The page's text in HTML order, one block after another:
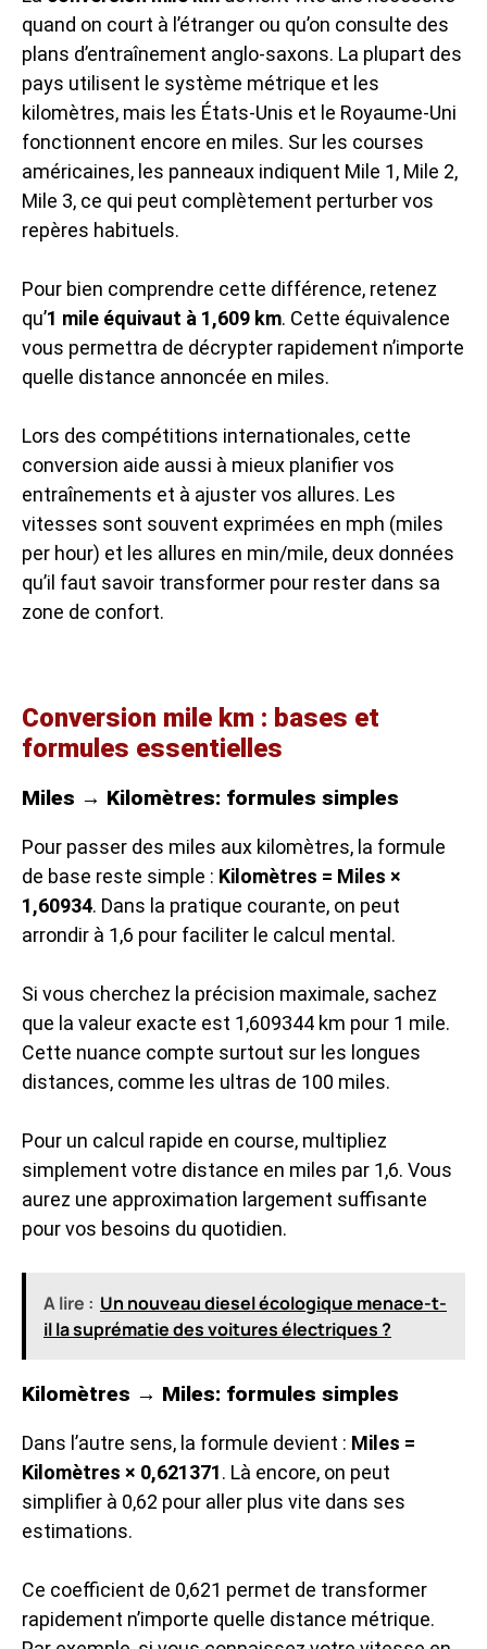
quand on court à l’étranger ou qu’on consulte des
plans d’entraînement anglo-saxons. La plupart des
pays utilisent le système métrique et les
kilomètres, mais les États-Unis et le Royaume-Uni
fonctionnent encore en miles. Sur les courses
américaines, les panneaux indiquent Mile 1, Mile 2,
Mile 3, ce qui peut complètement perturber vos
repères habituels.
Pour bien comprendre cette différence, retenez
qu’1 mile équivaut à 1,609 km. Cette équivalence
vous permettra de décrypter rapidement n’importe
quelle distance annoncée en miles.
Lors des compétitions internationales, cette
conversion aide aussi à mieux planifier vos
entraînements et à ajuster vos allures. Les
vitesses sont souvent exprimées en mph (miles
per hour) et les allures en min/mile, deux données
qu’il faut savoir transformer pour rester dans sa
zone de confort.
Conversion mile km : bases et
formules essentielles
Miles → Kilomètres: formules simples
Pour passer des miles aux kilomètres, la formule
de base reste simple : Kilomètres = Miles ×
1,60934. Dans la pratique courante, on peut
arrondir à 1,6 pour faciliter le calcul mental.
Si vous cherchez la précision maximale, sachez
que la valeur exacte est 1,609344 km pour 1 mile.
Cette nuance compte surtout sur les longues
distances, comme les ultras de 100 miles.
Pour un calcul rapide en course, multipliez
simplement votre distance en miles par 1,6. Vous
aurez une approximation largement suffisante
pour vos besoins du quotidien.
A lire : Un nouveau diesel écologique menace-t-
il la suprématie des voitures électriques ?
Kilomètres → Miles: formules simples
Dans l’autre sens, la formule devient : Miles =
Kilomètres × 0,621371. Là encore, on peut
simplifier à 0,62 pour aller plus vite dans ses
estimations.
Ce coefficient de 0,621 permet de transformer
rapidement n’importe quelle distance métrique.